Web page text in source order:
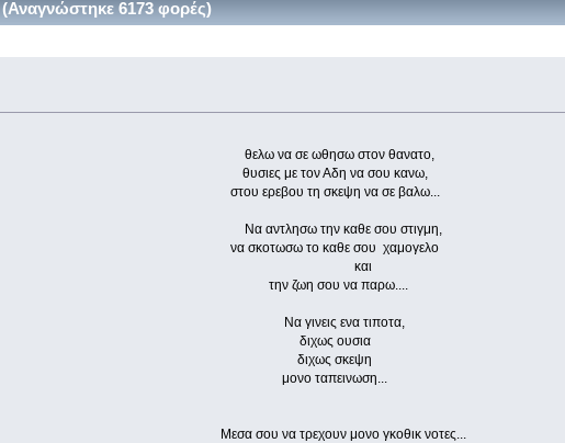
(Αναγνώστηκε 6173 φορές)
θελω να σε ωθησω στον θανατο,
θυσιες με τον Αδη να σου κανω,
στου ερεβου τη σκεψη να σε βαλω...
Να αντλησω την καθε σου στιγμη,
να σκοτωσω το καθε σου χαμογελο
και
την ζωη σου να παρω....
Να γινεις ενα τιποτα,
διχως ουσια
διχως σκεψη
μονο ταπεινωση...
Μεσα σου να τρεχουν μονο γκοθικ νοτες...